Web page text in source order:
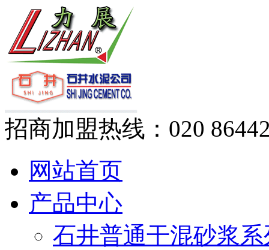
招商加盟热线： 020
网站首页
产品中心
石井普通干混砂浆系